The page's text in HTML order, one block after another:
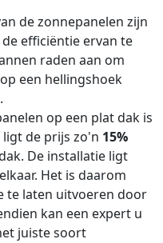
de zonnepanelen zijn
efficiëntie ervan te
raden aan om
een hellingshoek
op een plat dak is
de prijs zo'n 15%
De installatie ligt
Het is daarom
te laten uitvoeren door
kan een expert u
juiste soort